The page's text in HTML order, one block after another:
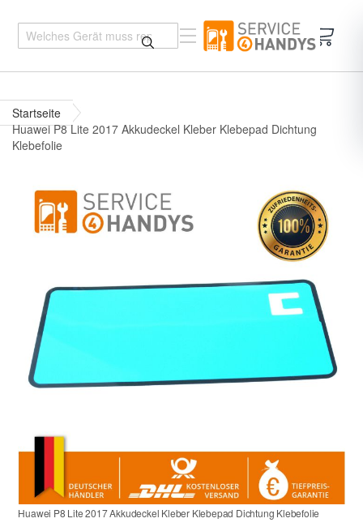
Startseite
Huawei P8 Lite 2017 Akkudeckel Kleber Klebepad Dichtung
Klebefolie
Huawei P8 Lite 2017 Akkudeckel Kleber Klebepad Dichtung Klebefolie